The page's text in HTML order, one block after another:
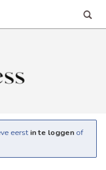
eerst in te loggen of